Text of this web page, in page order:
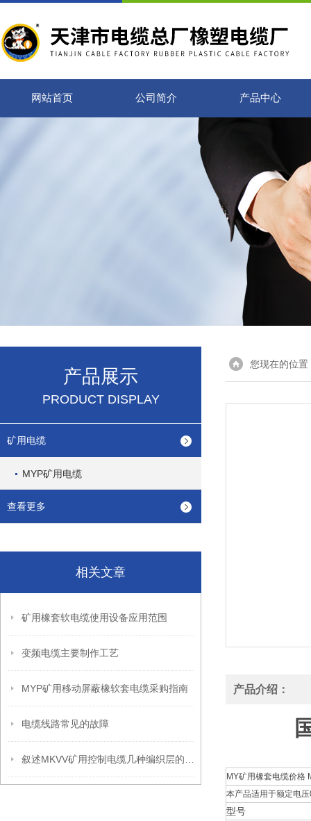
网站首页 公司简介 产品中心
产品展示
PRODUCT DISPLAY
矿用电缆
MYP矿用电缆
查看更多
相关文章
矿用橡套软电缆使用设备应用范围
变频电缆主要制作工艺
MYP矿用移动屏蔽橡软套电缆采购指南
电缆线路常见的故障
您现在的位置
产品介绍：
MY矿用橡套电缆价格
本产品适用于额定电
型号